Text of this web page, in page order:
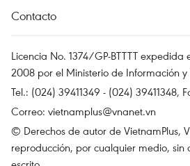
Contacto
Licencia No. 1374/GP-BTTTT expedida
2008 por el Ministerio de Información
Tel.: (024) 39411349 - (024) 39411348,
Correo: vietnamplus@vnanet.vn
© Derechos de autor de VietnamPlus,
reproducción, por cualquier medio, sin